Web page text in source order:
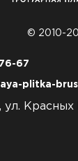
© 2010-
67
plitka-
ул. Красных